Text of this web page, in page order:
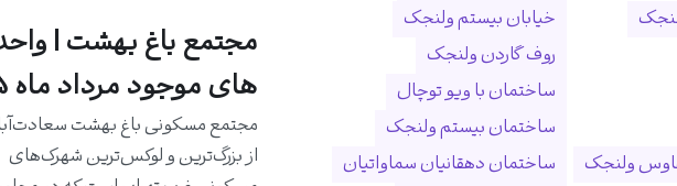
ولنجک
خیابان بیستم ولنجک
روف گاردن ولنجک
ساختمان با ویو توچال
ساختمان بیستم ولنجک
ساختمان دهقانیان سماواتیان
مجتمع باغ بهشت |
های موجود مرداد ماه 1405
مجتمع مسکونی باغ بهشت
از بزرگ‌ترین و لوکس‌ترین شهرک‌های